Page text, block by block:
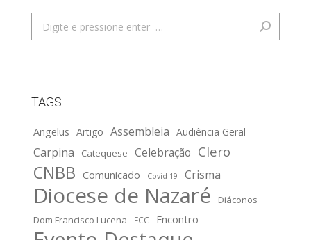
Search:
TAGS
Angelus Artigo Assembleia Audiência Geral
Carpina Catequese Celebração Clero
CNBB Comunicado Covid-19 Crisma
Diocese de Nazaré
Diáconos
Dom Francisco Lucena
ECC Encontro